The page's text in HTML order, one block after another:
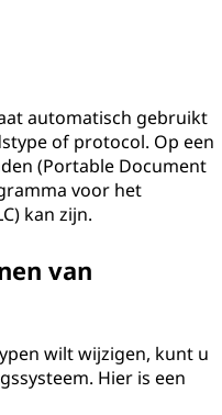
automatisch gebruikt
of protocol. Op een
(Portable Document
voor het
kan zijn.
van
wilt wijzigen, kunt u
Hier is een